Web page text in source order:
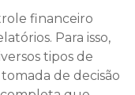
financeiro
Para isso,
tipos de
de decisão